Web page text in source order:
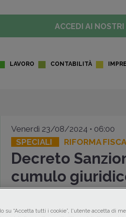
ACCEDI AI
LAVORO CONTABILITÀ
Venerdì 23/08/2024 • 06:00
SPECIALI
RIFORMA
Decreto
cumulo
2024
Il decreto attuativo della
su “Accetta tutti i cookie”, l'utente accetta di